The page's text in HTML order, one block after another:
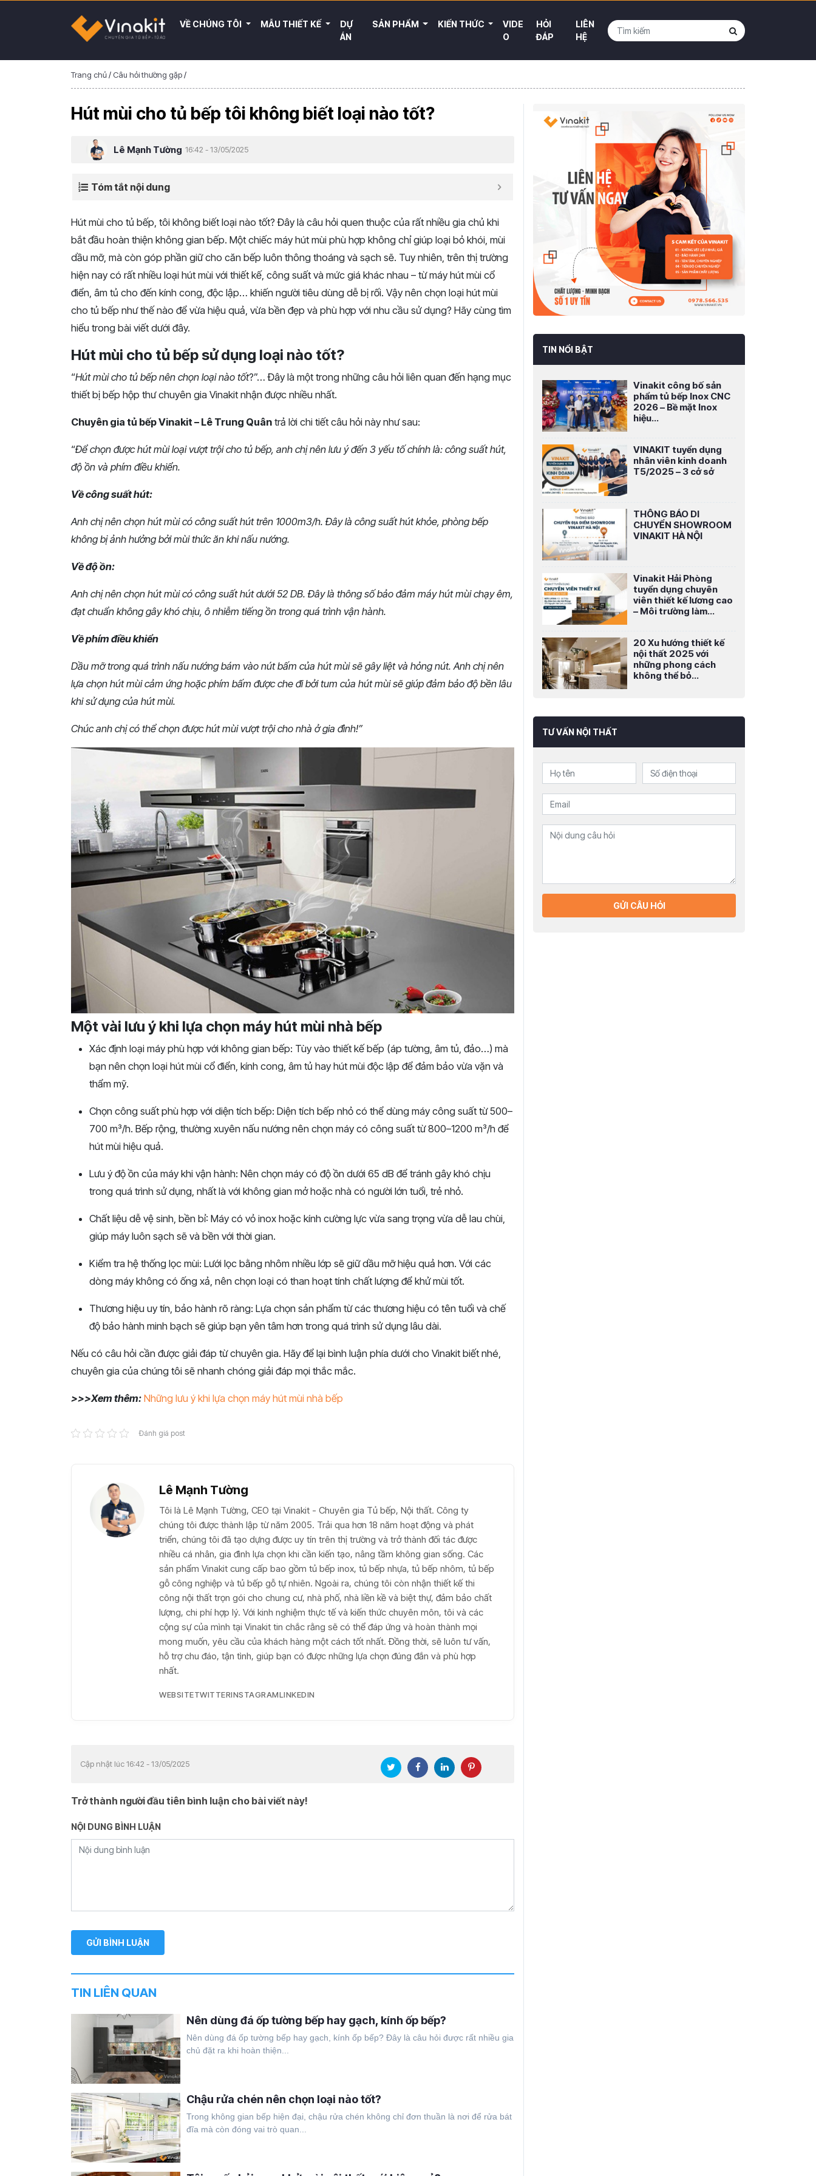
VỀ CHÚNG TÔI MẪU THIẾT KẾ
DỰ
ÁN
SẢN PHẨM KIẾN THỨC
VIDE
O
HỎI
ĐÁP
LIÊN
HỆ
Trang chủ/ Câu hỏi thường gặp/
Hút mùi cho tủ bếp tôi không biết loại nào tốt?
Lê Mạnh Tường 16:42 - 13/05/2025
Tóm tắt nội dung
Hút mùi cho tủ bếp, tôi không biết loại nào tốt? Đây là câu hỏi quen thuộc của rất nhiều gia chủ khi
bắt đầu hoàn thiện không gian bếp. Một chiếc máy hút mùi phù hợp không chỉgiúp loại bỏ khói, mùi
dầu mỡ, mà còn góp phần giữcho căn bếp luôn thông thoáng và sạch sẽ. Tuy nhiên, trên thị trường
hiện nay có rất nhiều loại hút mùi với thiết kế, công suất và mức giá khác nhau – từmáy hút mùi cổ
điển, âm tủ cho đến kính cong, độc lập… khiến người tiêu dùng dễ bị rối. Vậy nên chọn loại hút mùi
cho tủ bếp nhưthế nào để vừa hiệu quả, vừa bền đẹp và phù hợp với nhu cầu sửdụng? Hãy cùng tìm
hiểu trong bài viết dưới đây.
Hút mùi cho tủ bếp sử dụng loại nào tốt?
“Hút mùi cho tủ bếp nên chọn loại nào tốt?”… Đây là một trong những câu hỏi liên quan đến hạng mục
thiết bị bếp hộp thư chuyên gia Vinakit nhận được nhiều nhất.
Chuyên gia tủ bếp Vinakit – Lê Trung Quân trả lời chi tiết câu hỏi này như sau:
“Để chọn được hút mùi loại vượt trội cho tủ bếp, anh chị nên lưu ý đến 3 yếu tố chính là: công suất hút,
độ ồn và phím điều khiển.
Về công suất hút:
Anh chị nên chọn hút mùi có công suất hút trên 1000m3/h. Đây là công suất hút khỏe, phòng bếp
không bị ảnh hưởng bởi mùi thức ăn khi nấu nướng.
Về độ ồn:
Anh chị nên chọn hút mùi có công suất hút dưới 52 DB. Đây là thông số bảo đảm máy hút mùi chạy êm,
đạt chuẩn không gây khó chịu, ô nhiễm tiếng ồn trong quá trình vận hành.
Về phím điều khiển
Dầu mỡ trong quá trình nấu nướng bám vào nút bấm của hút mùi sẽ gây liệt và hỏng nút. Anh chị nên
lựa chọn hút mùi cảm ứng hoặc phím bấm được che đi bởi tum của hút mùi sẽ giúp đảm bảo độ bền lâu
khi sử dụng của hút mùi.
Chúc anh chị có thể chọn được hút mùi vượt trội cho nhà ở gia đình!”
Một vài lưu ý khi lựa chọn máy hút mùi nhà bếp
Xác định loại máy phù hợp với không gian bếp: Tùy vào thiết kế bếp (áp tường, âm tủ, đảo…) mà
bạn nên chọn loại hút mùi cổ điển, kính cong, âm tủ hay hút mùi độc lập để đảm bảo vừa vặn và
thẩm mỹ.
Chọn công suất phù hợp với diện tích bếp: Diện tích bếp nhỏ có thể dùng máy công suất từ500–
700 m³/h. Bếp rộng, thường xuyên nấu nướng nên chọn máy có công suất từ800–1200 m³/h để
hút mùi hiệu quả.
Lưu ý độ ồn của máy khi vận hành: Nên chọn máy có độ ồn dưới 65 dB để tránh gây khó chịu
trong quá trình sửdụng, nhất là với không gian mởhoặc nhà có người lớn tuổi, trẻ nhỏ.
Chất liệu dễ vệ sinh, bền bỉ: Máy có vỏ inox hoặc kính cường lực vừa sang trọng vừa dễ lau chùi,
giúp máy luôn sạch sẽ và bền với thời gian.
Kiểm tra hệ thống lọc mùi: Lưới lọc bằng nhôm nhiều lớp sẽ giữdầu mỡhiệu quả hơn. Với các
dòng máy không có ống xả, nên chọn loại có than hoạt tính chất lượng để khửmùi tốt.
Thương hiệu uy tín, bảo hành rõ ràng: Lựa chọn sản phẩm từcác thương hiệu có tên tuổi và chế
độ bảo hành minh bạch sẽ giúp bạn yên tâm hơn trong quá trình sửdụng lâu dài.
Nếu có câu hỏi cần được giải đáp từ chuyên gia. Hãy để lại bình luận phía dưới cho Vinakit biết nhé,
chuyên gia của chúng tôi sẽ nhanh chóng giải đáp mọi thắc mắc.
>>>Xem thêm: Những lưu ý khi lựa chọn máy hút mùi nhà bếp
Đánh giá post
Lê Mạnh Tường
Tôi là Lê Mạnh Tường, CEO tại Vinakit - Chuyên gia Tủ bếp, Nội thất. Công ty
chúng tôi được thành lập từ năm 2005. Trải qua hơn 18 năm hoạt động và phát
triển, chúng tôi đã tạo dựng được uy tín trên thị trường và trở thành đối tác được
nhiều cá nhân, gia đình lựa chọn khi cần kiến tạo, nâng tầm không gian sống. Các
sản phẩm Vinakit cung cấp bao gồm tủ bếp inox, tủ bếp nhựa, tủ bếp nhôm, tủ bếp
gỗ công nghiệp và tủ bếp gỗ tự nhiên. Ngoài ra, chúng tôi còn nhận thiết kế thi
công nội thất trọn gói cho chung cư, nhà phố, nhà liền kề và biệt thự, đảm bảo chất
lượng, chi phí hợp lý. Với kinh nghiệm thực tế và kiến thức chuyên môn, tôi và các
cộng sự của mình tại Vinakit tin chắc rằng sẽ có thể đáp ứng và hoàn thành mọi
mong muốn, yêu cầu của khách hàng một cách tốt nhất. Đồng thời, sẽ luôn tư vấn,
hỗ trợ chu đáo, tận tình, giúp bạn có được những lựa chọn đúng đắn và phù hợp
nhất.
WEBSITETWITTERINSTAGRAMLINKEDIN
Cập nhật lúc 16:42 - 13/05/2025
Trở thành người đầu tiên bình luận cho bài viết này!
NỘI DUNG BÌNH LUẬN
TIN LIÊN QUAN
Nên dùng đá ốp tường bếp hay gạch, kính ốp bếp?
Nên dùng đá ốp tường bếp hay gạch, kính ốp bếp? Đây là câu hỏi được rất nhiều gia
chủ đặt ra khi hoàn thiện...
Chậu rửa chén nên chọn loại nào tốt?
Trong không gian bếp hiện đại, chậu rửa chén không chỉ đơn thuần là nơi để rửa bát
đĩa mà còn đóng vai trò quan...
TIN NỔI BẬT
Vinakit công bố sản
phẩm tủ bếp Inox CNC
2026 – Bề mặt Inox
hiệu...
VINAKIT tuyển dụng
nhân viên kinh doanh
T5/2025 – 3 cở sở
THÔNG BÁO DI
CHUYỂN SHOWROOM
VINAKIT HÀ NỘI
Vinakit Hải Phòng
tuyển dụng chuyên
viên thiết kế lương cao
– Môi trường làm...
20 Xu hướng thiết kế
nội thất 2025 với
những phong cách
không thể bỏ...
TƯ VẤN NỘI THẤT
GỬI CÂU HỎI